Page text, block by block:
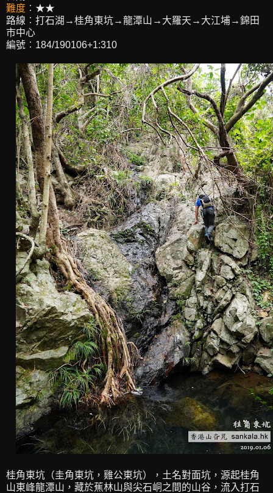
難度 ︰★★
路線︰打石湖→桂角東坑→龍潭山→大羅天→大江埔→錦田
市中心
編號︰184/190106+1:310
桂角東坑（圭角東坑，雞公東坑），土名對面坑，源起桂角
山東峰龍潭山，藏於蕉林山與尖石峒之間的山谷，流入打石